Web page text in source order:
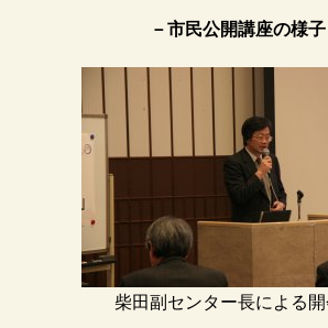
－市民公開講座の様子
柴田副センター長による